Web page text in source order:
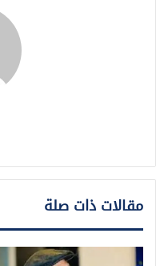
مقالات ذات صلة